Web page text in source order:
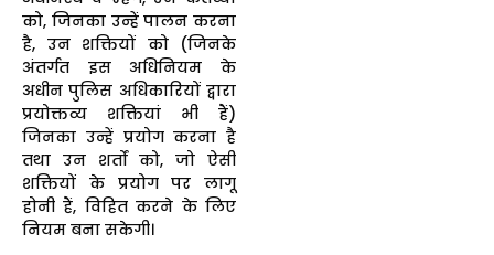
को, जिनका उन्हें पालन करना
है, उन शक्तियों को (जिनके
अंतर्गत इस अधिनियम के
अधीन पुलिस अधिकारियों द्वारा
प्रयोक्तव्य शक्तियां भी हैं)
जिनका उन्हें प्रयोग करना है
तथा उन शर्तों को, जो ऐसी
शक्तियों के प्रयोग पर लागू
होनी हैं, विहित करने के लिए
नियम बना सकेगी।